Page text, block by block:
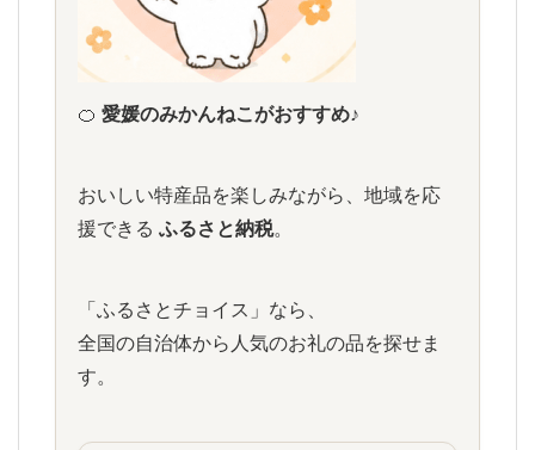
🍊 愛媛のみかんねこがおすすめ♪
おいしい特産品を楽しみながら、地域を応
援できる ふるさと納税。
「ふるさとチョイス」なら、
全国の自治体から人気のお礼の品を探せま
す。